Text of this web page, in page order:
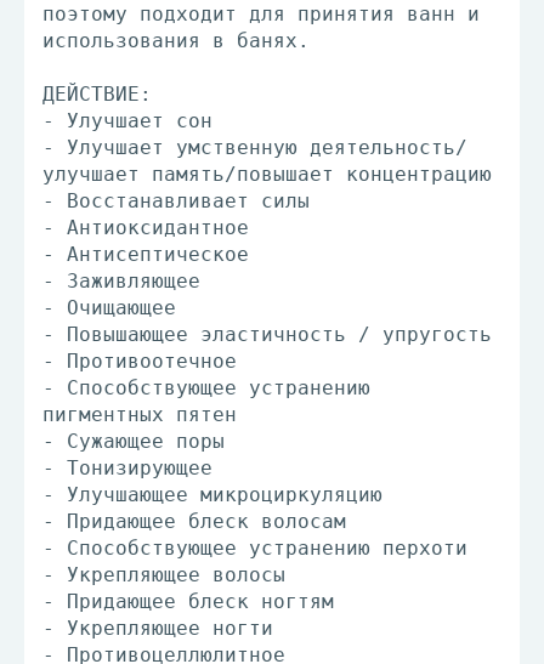
поэтому подходит для принятия ванн и
использования в банях.
ДЕЙСТВИЕ:
- Улучшает сон
- Улучшает умственную деятельность/
улучшает память/повышает концентрацию
- Восстанавливает силы
- Антиоксидантное
- Антисептическое
- Заживляющее
- Очищающее
- Повышающее эластичность / упругость
- Противоотечное
- Способствующее устранению
пигментных пятен
- Сужающее поры
- Тонизирующее
- Улучшающее микроциркуляцию
- Придающее блеск волосам
- Способствующее устранению перхоти
- Укрепляющее волосы
- Придающее блеск ногтям
- Укрепляющее ногти
- Противоцеллюлитное